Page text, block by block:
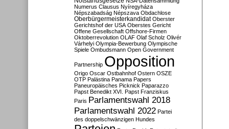
Numerus Clausus Nyíregyháza
Népszabadság Népszava Obdachlose
Oberbürgermeisterkandidat Oberster
Gerichtshof der USA Oberstes Gericht
Offene Gesellschaft Offshore-Firmen
Oktoberrevolution OLAF Olaf Scholz Olivér
Várhelyi Olympia-Bewerbung Olympische
Spiele Ombudsmann Open Government
Partnership Opposition
Origo Oscar Ostbahnhof Ostern OSZE
OTP Palästina Panama Papers
Paneuropäisches Picknick Paparazzo
Papst Benedikt XVI. Papst Franziskus
Paris Parlamentswahl 2018
Parlamentswahl 2022 Partei
des doppelschwänzigen Hundes